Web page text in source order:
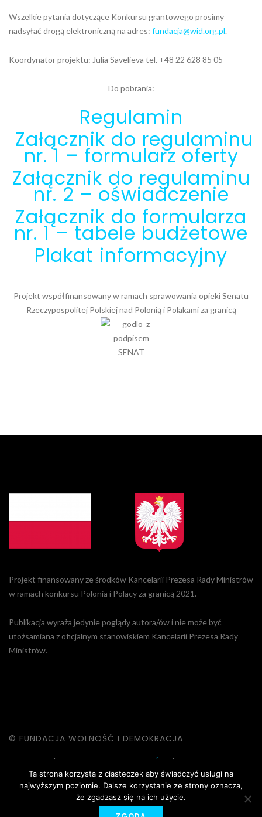
Wszelkie pytania dotyczące Konkursu grantowego prosimy
nadsyłać drogą elektroniczną na adres: fundacja@wid.org.pl.
Koordynator projektu: Julia Savelieva tel. +48 22 628 85 05
Do pobrania:
Regulamin
Załącznik do regulaminu
nr. 1 – formularz oferty
Załącznik do regulaminu
nr. 2 – oświadczenie
Załącznik do formularza
nr. 1 – tabele budżetowe
Plakat informacyjny
Projekt współfinansowany w ramach sprawowania opieki Senatu
Rzeczypospolitej Polskiej nad Polonią i Polakami za granicą
Projekt finansowany ze środków Kancelarii Prezesa Rady Ministrów
w ramach konkursu Polonia i Polacy za granicą 2021.
Publikacja wyraża jedynie poglądy autora/ów i nie może być
utożsamiana z oficjalnym stanowiskiem Kancelarii Prezesa Rady
Ministrów.
© FUNDACJA WOLNOŚĆ I DEMOKRACJA
| POLITYKA PRYWATNOŚCI |
REGULAMIN STRONY
Ta strona korzysta z ciasteczek aby świadczyć usługi na
najwyższym poziomie. Dalsze korzystanie ze strony oznacza,
że zgadzasz się na ich użycie.